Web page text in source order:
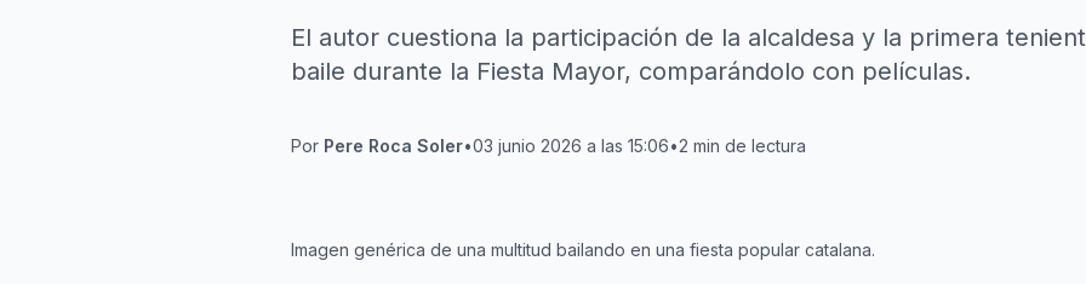
El autor cuestiona la participación de la alcaldesa y la primera
baile durante la Fiesta Mayor, comparándolo con películas.
Por Pere Roca Soler•03 junio 2026 a las 15:06•2 min de lectura
Imagen genérica de una multitud bailando en una fiesta popular catalana.